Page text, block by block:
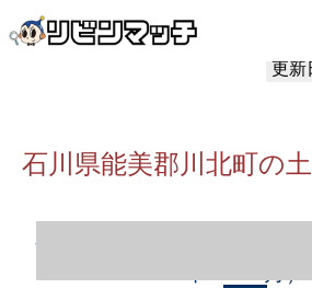
更新
石川県能美郡川北町の
石川県能美郡川北町の土地